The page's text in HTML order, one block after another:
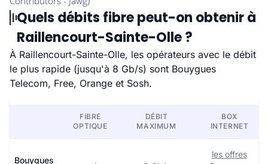
Quels débits fibre peut-on obtenir à
Raillencourt-Sainte-Olle ?
À Raillencourt-Sainte-Olle, les opérateurs avec le débit
le plus rapide (jusqu'à 8 Gb/s) sont Bouygues
Telecom, Free, Orange et Sosh.
FIBRE
OPTIQUE
DÉBIT
MAXIMUM
BOX
INTERNET
Bouygues
les offres